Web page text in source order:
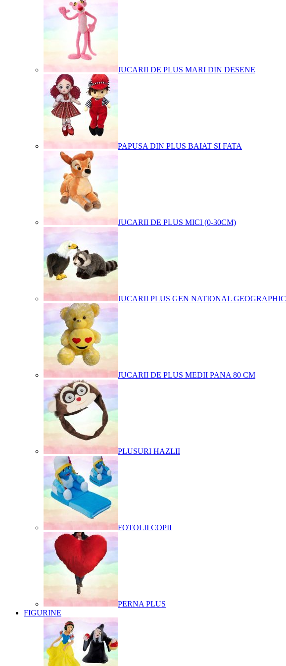
JUCARII DE PLUS MARI DIN DESENE
PAPUSA DIN PLUS BAIAT SI FATA
JUCARII DE PLUS MICI (0-30CM)
JUCARII PLUS GEN NATIONAL GEOGRAPHIC
JUCARII DE PLUS MEDII PANA 80 CM
PLUSURI HAZLII
FOTOLII COPII
PERNA PLUS
FIGURINE